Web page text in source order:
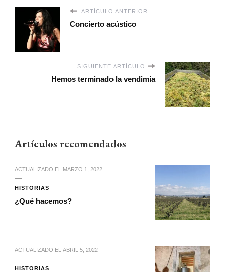
ARTÍCULO ANTERIOR
Concierto acústico
SIGUIENTE ARTÍCULO
Hemos terminado la vendimia
Artículos recomendados
ACTUALIZADO EL MARZO 1, 2022
HISTORIAS
¿Qué hacemos?
ACTUALIZADO EL ABRIL 5, 2022
HISTORIAS